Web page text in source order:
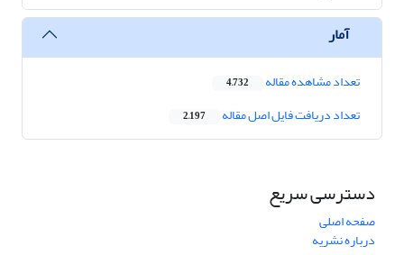
آمار
تعداد مشاهده مقاله 4,732
تعداد دریافت فایل اصل مقاله 2,197
دسترسی سریع
صفحه اصلی
درباره نشریه